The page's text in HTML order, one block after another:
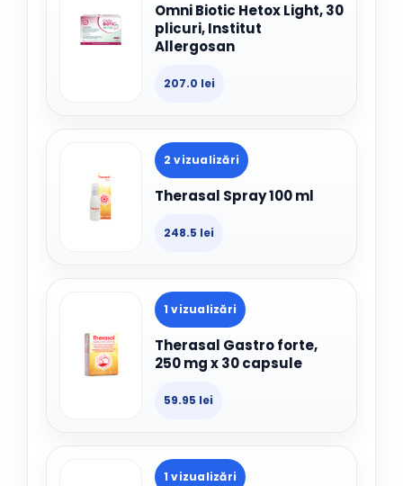
Omni Biotic Hetox Light, 30
plicuri, Institut
Allergosan
207.0 lei
2 vizualizări
Therasal Spray 100 ml
248.5 lei
1 vizualizări
Therasal Gastro forte,
250 mg x 30 capsule
59.95 lei
1 vizualizări